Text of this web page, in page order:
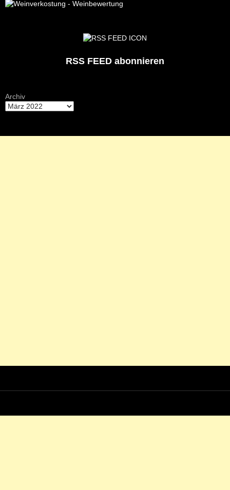
RSS FEED abonnieren
Archiv